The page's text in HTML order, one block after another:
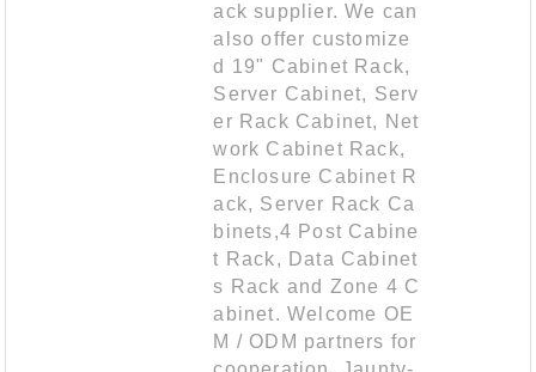
ack supplier. We can
also offer customize
d 19" Cabinet Rack,
Server Cabinet, Serv
er Rack Cabinet, Net
work Cabinet Rack,
Enclosure Cabinet R
ack, Server Rack Ca
binets,4 Post Cabine
t Rack, Data Cabinet
s Rack and Zone 4 C
abinet. Welcome OE
M / ODM partners for